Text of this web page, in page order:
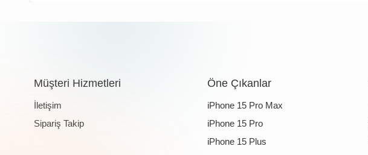
Müşteri Hizmetleri
İletişim
Sipariş Takip
Öne Çıkanlar
iPhone 15 Pro Max
iPhone 15 Pro
iPhone 15 Plus